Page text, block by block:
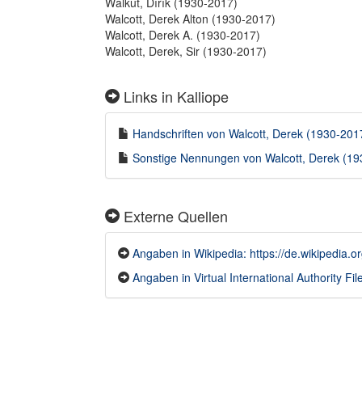
Walcott, Derek Alton (1930-2017)
Walcott, Derek A. (1930-2017)
Walcott, Derek, Sir (1930-2017)
Links in Kalliope
Handschriften von Walcott, Derek (1930-
Sonstige Nennungen von Walcott, Derek
Externe Quellen
Angaben in Wikipedia: https://
Angaben in Virtual International Authority